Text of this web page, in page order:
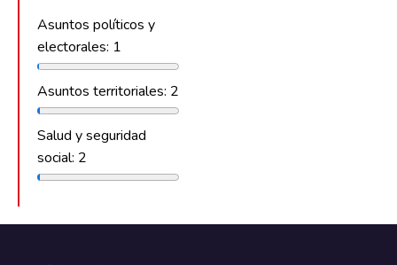
Asuntos políticos y
electorales: 1
Asuntos territoriales: 2
Salud y seguridad
social: 2